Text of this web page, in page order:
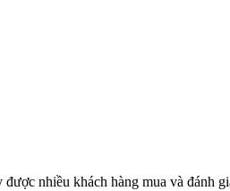
nhiều khách hàng mua và đánh